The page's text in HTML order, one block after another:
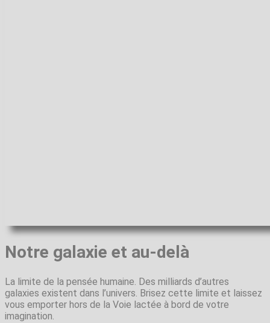
Notre galaxie et au-delà
La limite de la pensée humaine. Des milliards d’autres
galaxies existent dans l’univers. Brisez cette limite et laissez
vous emporter hors de la Voie lactée à bord de votre
imagination.